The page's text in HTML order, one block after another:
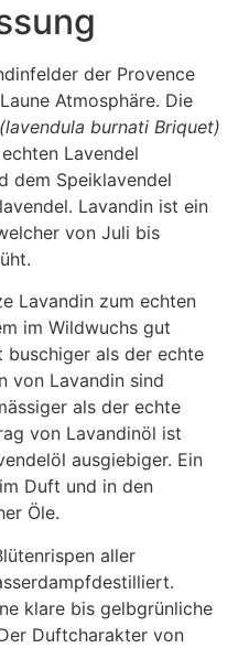
der Provence
Atmosphäre. Die
(lavendula burnati Briquet)
Lavendel
dem Speiklavendel
Lavandin ist ein
von Juli bis
Lavandin zum echten
im Wildwuchs gut
buschiger als der echte
von Lavandin sind
als der echte
von Lavandinöl ist
ausgiebiger. Ein
Duft und in den
Öle.
aller
klare bis gelbgrünliche
Duftcharakter von